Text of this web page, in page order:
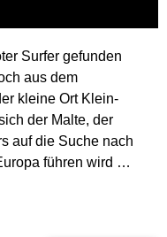
Surfer gefunden
aus dem
kleine Ort Klein-
der Malte, der
auf die Suche nach
führen wird …